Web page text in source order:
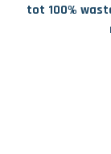
tot 100%